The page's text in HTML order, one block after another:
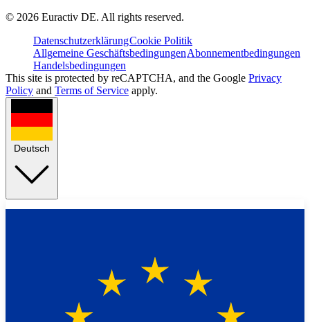
© 2026 Euractiv DE. All rights reserved.
DatenschutzerklärungCookie Politik
Allgemeine GeschäftsbedingungenAbonnementbedingungen
Handelsbedingungen
This site is protected by reCAPTCHA, and the Google Privacy
Policy and Terms of Service apply.
Deutsch